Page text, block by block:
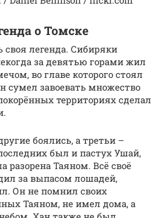
о Томске
своя легенда. Сибиряки
за девятью горами жил
во главе которого стоял
сумел завоевать множество
территориях сделал
боялись, а третьи –
был и пастух Ушай,
разорена Таяном. Всё своё
за выпасом лошадей,
Он не помнил своих
Таяном, не имел дома, а